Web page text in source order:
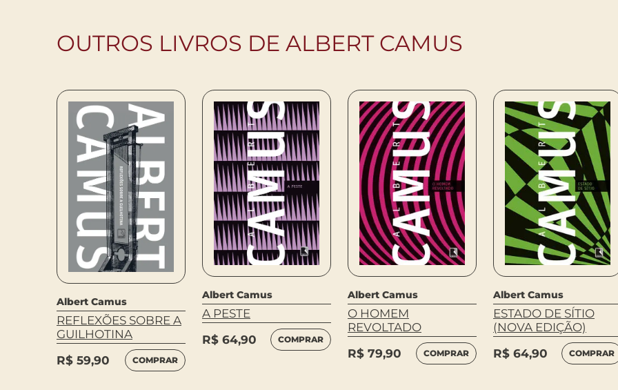
OUTROS LIVROS DE ALBERT CAMUS
Albert Camus
REFLEXÕES SOBRE A
GUILHOTINA
R$ 59,90 COMPRAR
Albert Camus
A PESTE
R$ 64,90 COMPRAR
Albert Camus
O HOMEM
REVOLTADO
R$ 79,90 COMPRAR
Albert Camus
ESTADO DE SÍTIO
(NOVA EDIÇÃO)
R$ 64,90 COMPRAR